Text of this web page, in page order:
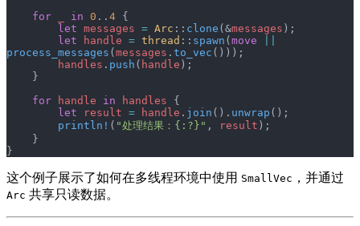
    for
in 0 .. 4 {
        let
messages = Arc :: clone (&messages );
        let
handle = thread :: spawn ( move
process_messages ( messages . to_vec ()));
        handles
. push ( handle );
    }
    for
handle in handles {
        let
result = handle . join (). unwrap ();
        println!
( "处理结果：{:?}" , result );
    }
}
这个例子展示了如何在多线程环境中使用 SmallVec ，并通过
Arc 共享只读数据。